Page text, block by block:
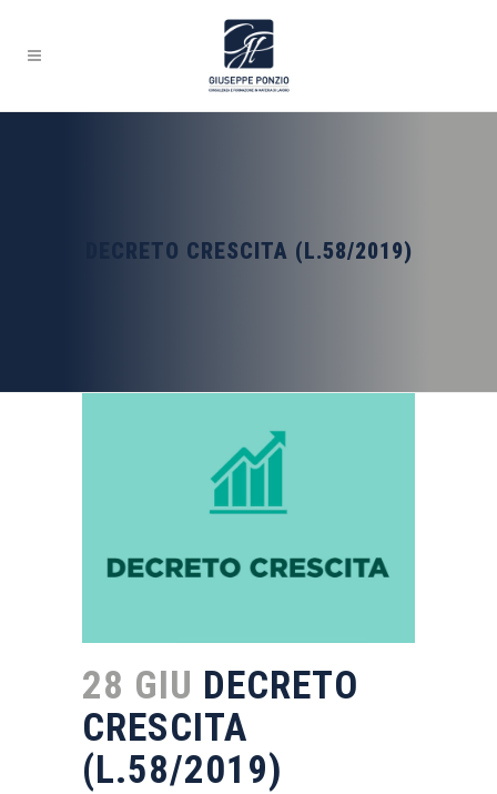
DECRETO CRESCITA (L.58/2019)
28 GIU DECRETO
CRESCITA
(L.58/2019)